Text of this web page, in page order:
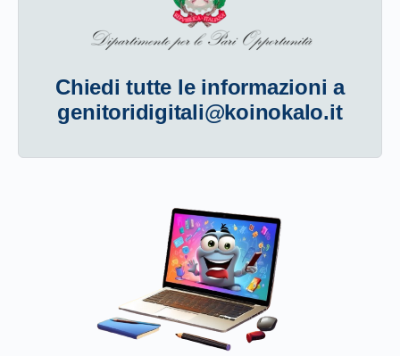
Chiedi tutte le informazioni a
genitoridigitali@koinokalo.it